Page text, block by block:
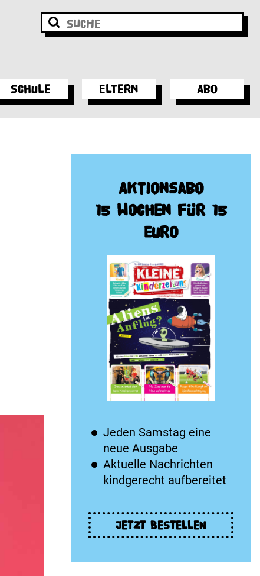
Schule Eltern Abo
Aktionsabo
15 Wochen für 15
Euro
Jeden Samstag eine
neue Ausgabe
Aktuelle Nachrichten
kindgerecht aufbereitet
JETZT BESTELLEN